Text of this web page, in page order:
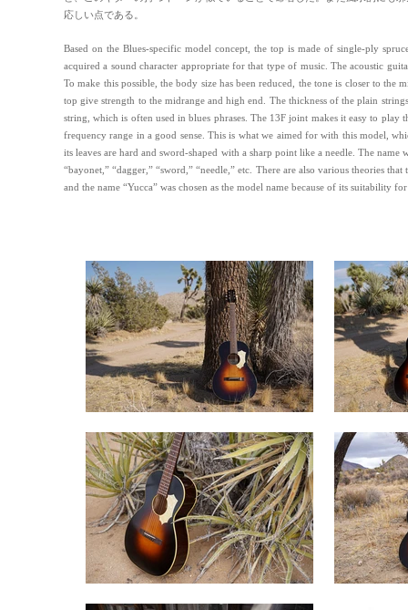
応しい点である。
Based on the Blues-specific model concept, the top is made of single-ply
acquired a sound character appropriate for that type of music. The acoustic
To make this possible, the body size has been reduced, the tone is closer to
top give strength to the midrange and high end. The thickness of the plain
string, which is often used in blues phrases. The 13F joint makes it easy to
frequency range in a good sense. This is what we aimed for with this model,
its leaves are hard and sword-shaped with a sharp point like a needle. The
“bayonet,” “dagger,” “sword,” “needle,” etc. There are also various theories
and the name “Yucca” was chosen as the model name because of its suitability